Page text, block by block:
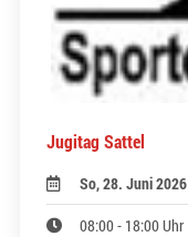
Jugitag Sattel
So, 28. Juni 2026
08:00 - 18:00 Uhr